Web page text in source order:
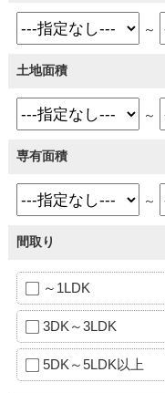
～
土地面積
～
専有面積
～
間取り
～1LDK
3DK～3LDK
5DK～5LDK以上